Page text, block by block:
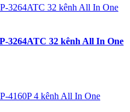
3264ATC 32 kênh All In One